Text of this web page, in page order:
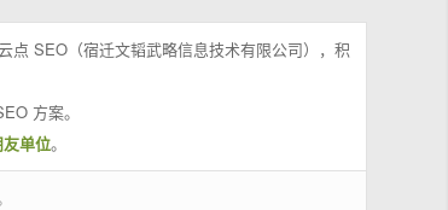
点 SEO（宿迁文韬武略信息技术有限公司），积
方案。
单位。